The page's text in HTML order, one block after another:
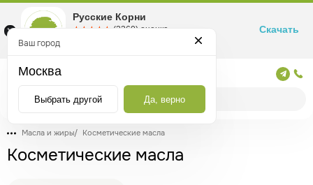
Масла и жиры/ Косметические масла
Косметические масла
Ваш город
Москва
Выбрать другой Да, верно
Русские Корни
☆☆☆☆☆
★★★★★ (2360) оценка
Маркетплейс товаров для здоровья
Скачать